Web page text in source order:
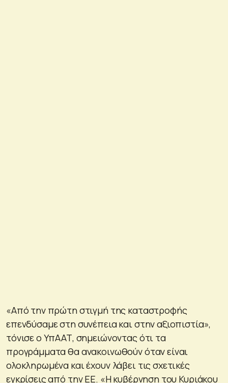
«Από την πρώτη στιγμή της καταστροφής
επενδύσαμε στη συνέπεια και στην αξιοπιστία»,
τόνισε ο ΥπΑΑΤ, σημειώνοντας ότι τα
προγράμματα θα ανακοινωθούν όταν είναι
ολοκληρωμένα και έχουν λάβει τις σχετικές
εγκρίσεις από την ΕΕ. «Η κυβέρνηση του Κυριάκου